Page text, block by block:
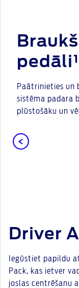
pedāli¹
Paātrinieties un
sistēma padara
plūstošāku un
Driver
Iegūstiet papildu
Pack, kas ietver
joslas centrēšanu